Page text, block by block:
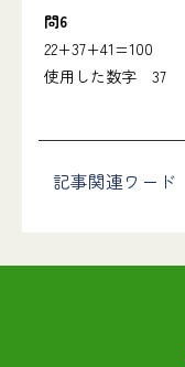
問6
22+37+41=100
使用した数字 37
記事関連ワード